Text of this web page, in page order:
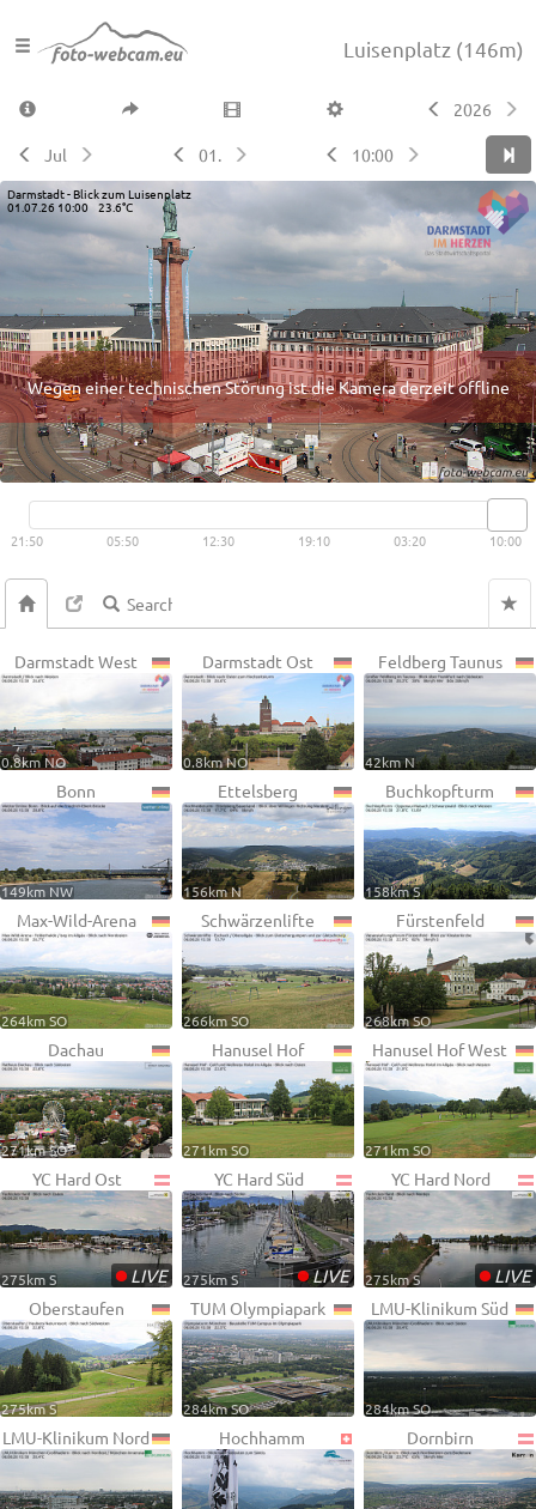
Luisenplatz (146m)
2026
Jul 01. 10:00
Darmstadt - Blick zum Luisenplatz
01.07.26 10:00 23.6°C
Wegen einer technischen Störung ist die Kamera derzeit offline
Live video available → View
21:50 05:50 12:30 19:10 03:20 10:00
Darmstadt West
0.8km NO
Darmstadt Ost
0.8km NO
Feldberg Taunus
42km N
Bonn
149km NW
Ettelsberg
156km N
Buchkopfturm
158km S
Max-Wild-Arena
264km SO
Schwärzenlifte
266km SO
Fürstenfeld
268km SO
Dachau
271km SO
Hanusel Hof
271km SO
Hanusel Hof West
271km SO
YC Hard Ost
•LIVE
275km S
YC Hard Süd
•LIVE
275km S
YC Hard Nord
•LIVE
275km S
Oberstaufen
275km S
TUM Olympiapark
284km SO
LMU-Klinikum Süd
284km SO
LMU-Klinikum Nord Hochhamm Dornbirn